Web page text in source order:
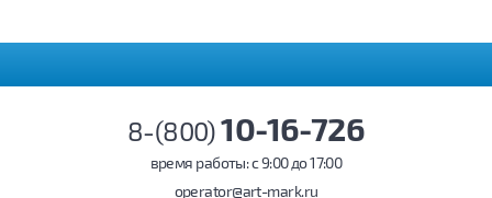
8-(800)10-16-726
время работы: c 9:00 до 17:00
operator@art-mark.ru